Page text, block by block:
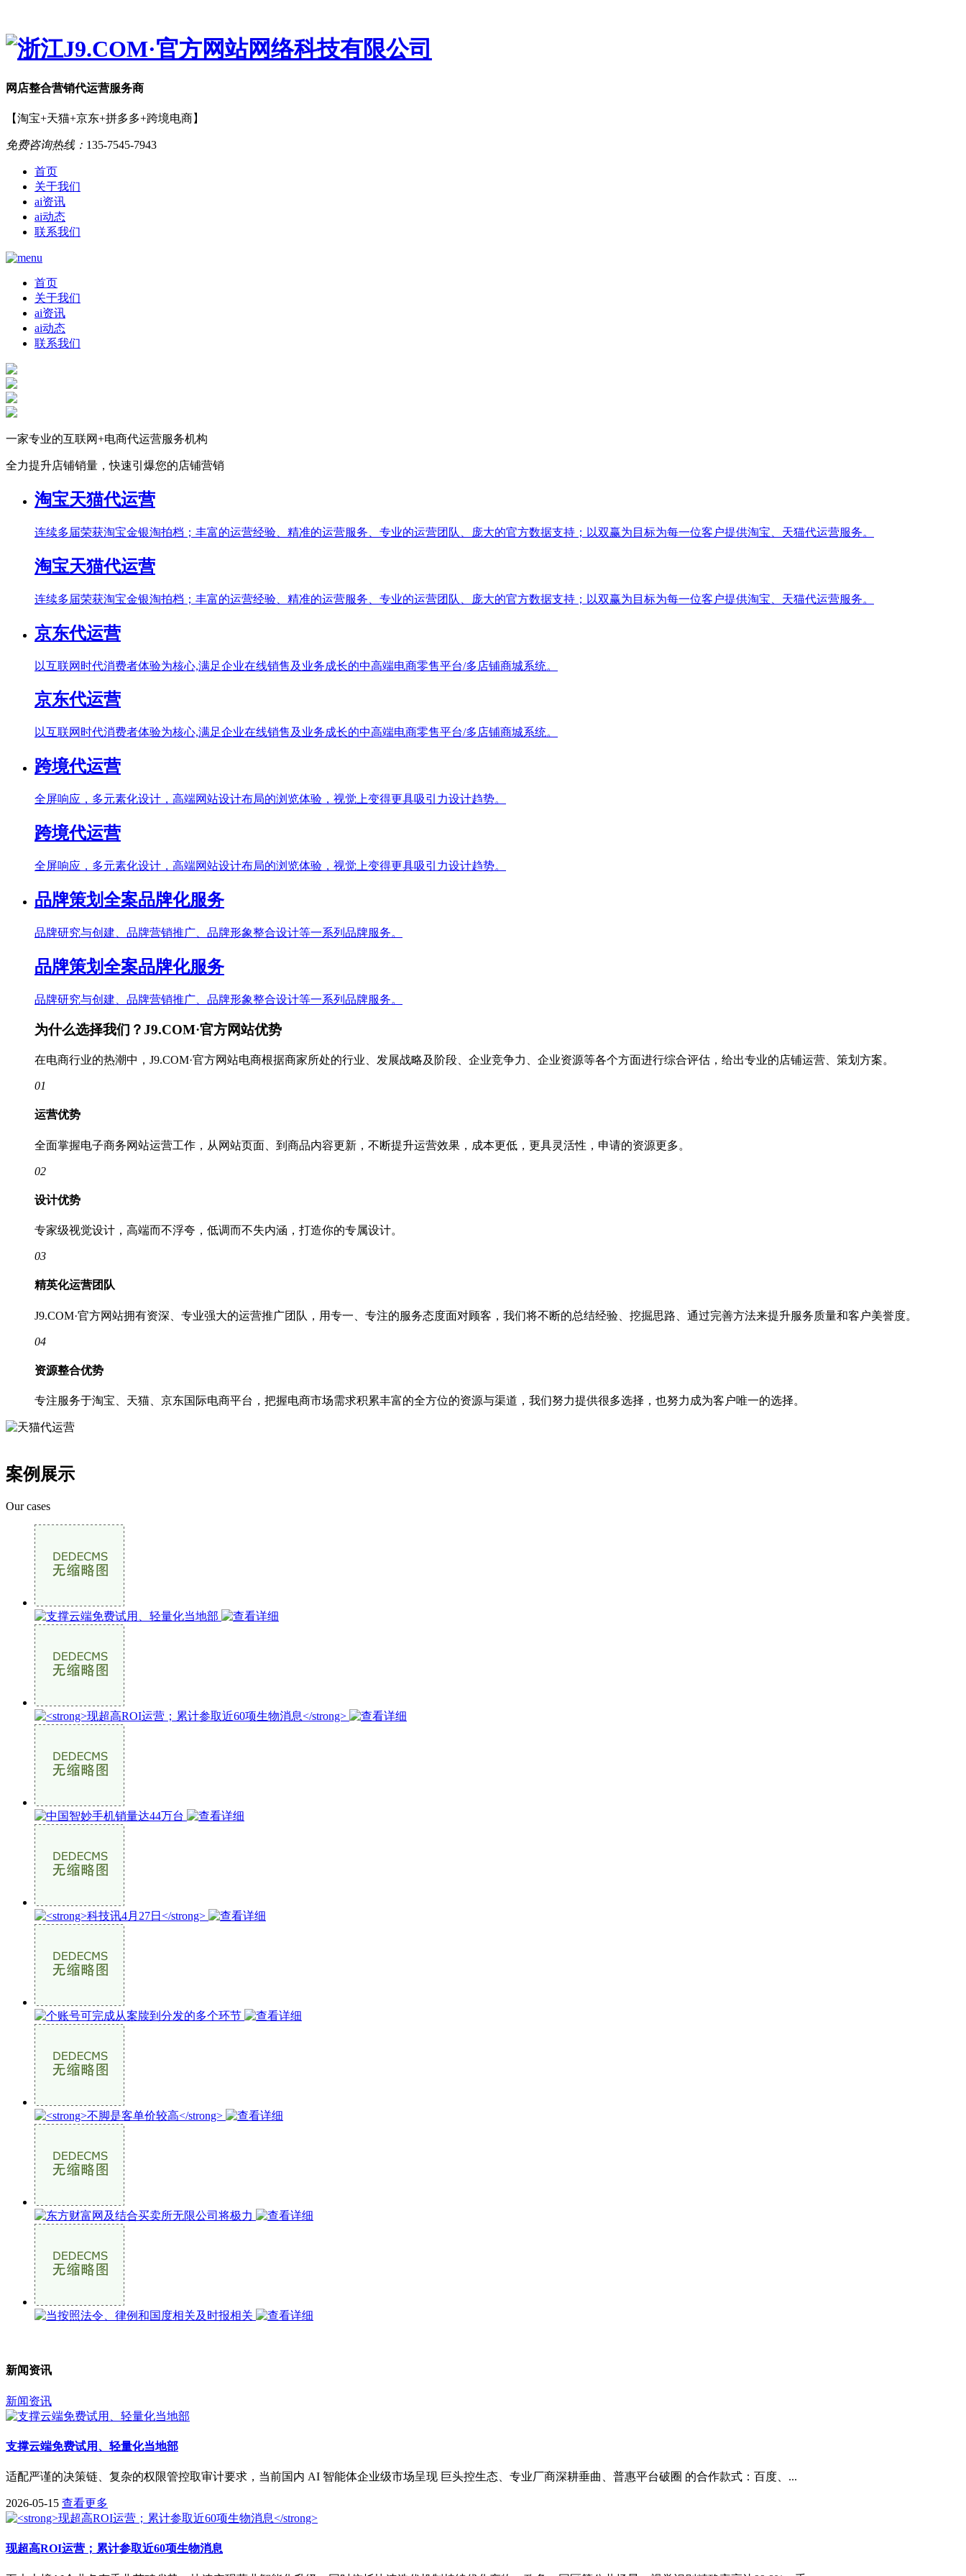
网店整合营销代运营服务商
【淘宝+天猫+京东+拼多多+跨境电商】
免费咨询热线： 135-7545-7943
首页
关于我们
ai资讯
ai动态
联系我们
首页
关于我们
ai资讯
ai动态
联系我们
一家专业的互联网+电商代运营服务机构
全力提升店铺销量，快速引爆您的店铺营销
淘宝天猫代运营
连续多届荣获淘宝金银淘拍档；丰富的运营经验、精准的运营服务、专业的运营团队、庞大的官方数据支持；以双赢为目标为每一位客户提供淘宝、天猫代运营服务。
淘宝天猫代运营
连续多届荣获淘宝金银淘拍档；丰富的运营经验、精准的运营服务、专业的运营团队、庞大的官方数据支持；以双赢为目标为每一位客户提供淘宝、天猫代运营服务。
京东代运营
以互联网时代消费者体验为核心,满足企业在线销售及业务成长的中高端电商零售平台/多店铺商城系统。
京东代运营
以互联网时代消费者体验为核心,满足企业在线销售及业务成长的中高端电商零售平台/多店铺商城系统。
跨境代运营
全屏响应，多元素化设计，高端网站设计布局的浏览体验，视觉上变得更具吸引力设计趋势。
跨境代运营
全屏响应，多元素化设计，高端网站设计布局的浏览体验，视觉上变得更具吸引力设计趋势。
品牌策划全案品牌化服务
品牌研究与创建、品牌营销推广、品牌形象整合设计等一系列品牌服务。
品牌策划全案品牌化服务
品牌研究与创建、品牌营销推广、品牌形象整合设计等一系列品牌服务。
为什么选择我们？J9.COM·官方网站优势
在电商行业的热潮中，J9.COM·官方网站电商根据商家所处的行业、发展战略及阶段、企业竞争力、企业资源等各个方面进行综合评估，给出专业的店铺运营、策划方案。
01
运营优势
全面掌握电子商务网站运营工作，从网站页面、到商品内容更新，不断提升运营效果，成本更低，更具灵活性，申请的资源更多。
02
设计优势
专家级视觉设计，高端而不浮夸，低调而不失内涵，打造你的专属设计。
03
精英化运营团队
J9.COM·官方网站拥有资深、专业强大的运营推广团队，用专一、专注的服务态度面对顾客，我们将不断的总结经验、挖掘思路、通过完善方法来提升服务质量和客户美誉度。
04
资源整合优势
专注服务于淘宝、天猫、京东国际电商平台，把握电商市场需求积累丰富的全方位的资源与渠道，我们努力提供很多选择，也努力成为客户唯一的选择。
案例展示
Our cases
新闻资讯
新闻资讯
支撑云端免费试用、轻量化当地部
适配严谨的决策链、复杂的权限管控取审计要求，当前国内 AI 智能体企业级市场呈现 巨头控生态、专业厂商深耕垂曲、普惠平台破圈 的合作款式：百度、...
2026-05-15 查看更多
现超高ROI运营；累计参取近60项生物消息